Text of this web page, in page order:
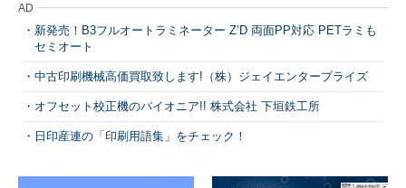
AD
新発売！B3フルオートラミネーター Z’D 両面PP対応 PETラミも
セミオート
中古印刷機械高価買取致します!（株）ジェイエンタープライズ
オフセット校正機のパイオニア!! 株式会社 下垣鉄工所
日印産連の「印刷用語集」をチェック！